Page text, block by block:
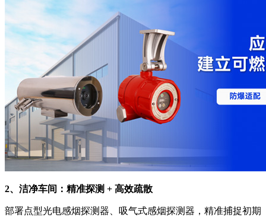
2、洁净车间：精准探测 + 高效疏散
部署点型光电感烟探测器、吸气式感烟探测器，精准捕捉初期